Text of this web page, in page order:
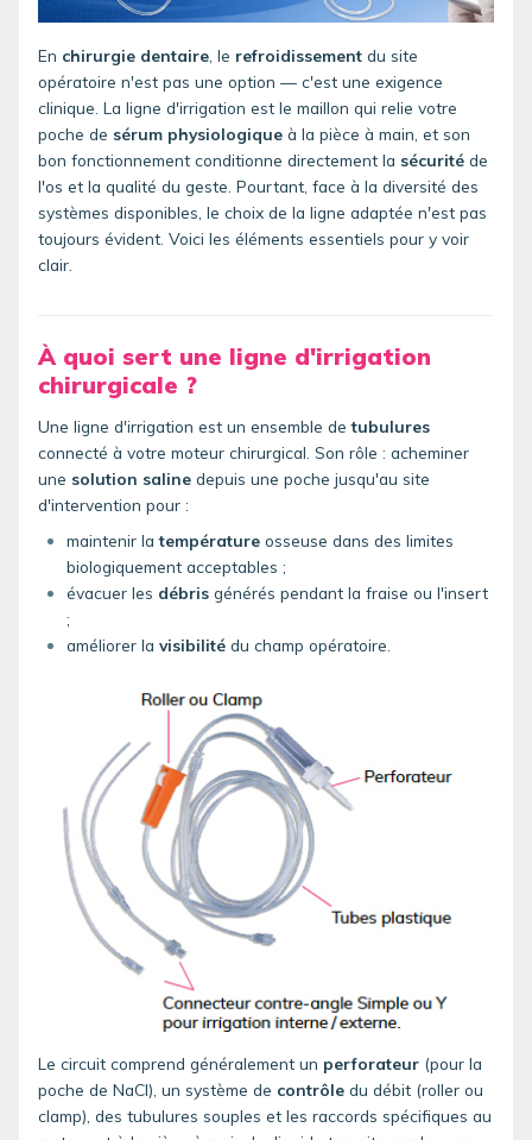
En chirurgie dentaire , le refroidissement du site
opératoire n'est pas une option — c'est une exigence
clinique. La ligne d'irrigation est le maillon qui relie votre
poche de sérum physiologique à la pièce à main, et son
bon fonctionnement conditionne directement la sécurité de
l'os et la qualité du geste. Pourtant, face à la diversité des
systèmes disponibles, le choix de la ligne adaptée n'est pas
toujours évident. Voici les éléments essentiels pour y voir
clair.
À quoi sert une ligne d'irrigation
chirurgicale ?
Une ligne d'irrigation est un ensemble detubulures
connecté à votre moteur chirurgical . Son rôle : acheminer
une solution saline depuis une poche jusqu'au site
d'intervention pour :
maintenir latempérature osseuse dans des limites
biologiquement acceptables ;
évacuer les débris générés pendant la fraise ou l'insert
;
améliorer la visibilité du champ opératoire.
Le circuit comprend généralement un perforateur (pour la
poche de NaCl), un système de contrôle du débit (roller ou
clamp), des tubulures souples et les raccords spécifiques au